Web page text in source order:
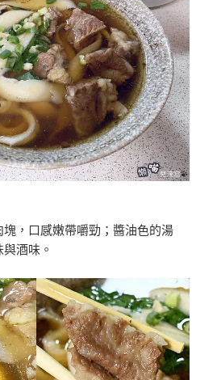
，口感嫩帶嚼勁；醬油色的湯
酒味。